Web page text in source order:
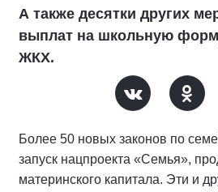
А также десятки других
выплат на школьную
ЖКХ.
Более 50 новых законов по
запуск нацпроекта «Семья»,
материнского капитала. Эти и